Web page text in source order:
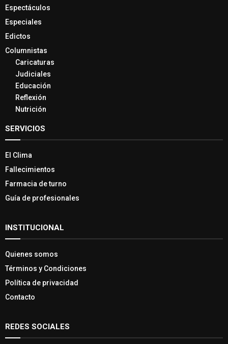
Espectáculos
Especiales
Edictos
Columnistas
Caricaturas
Judiciales
Educación
Reflexión
Nutrición
SERVICIOS
El Clima
Fallecimientos
Farmacia de turno
Guía de profesionales
INSTITUCIONAL
Quienes somos
Términos y Condiciones
Política de privacidad
Contacto
REDES SOCIALES